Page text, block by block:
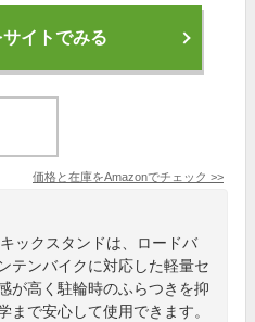
イトでみる
価格と在庫をAmazonでチェック >>
ックスタンドは、ロードバ
テンバイクに対応した軽量セ
が高く駐輪時のふらつきを抑
まで安心して使用できます。